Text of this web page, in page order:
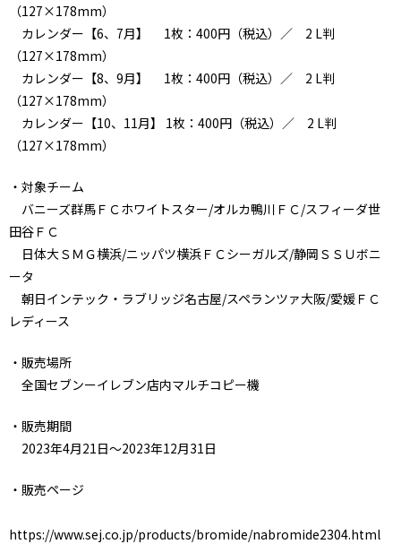
（127×178mm）
カレンダー【6、7月】 1枚：400円（税込）／ 2 L判
（127×178mm）
カレンダー【8、9月】 1枚：400円（税込）／ 2 L判
（127×178mm）
カレンダー【10、11月】 1枚：400円（税込）／ 2 L判
（127×178mm）
・対象チーム
バニーズ群馬ＦＣホワイトスター/オルカ鴨川ＦＣ/スフィーダ世
田谷ＦＣ
日体大ＳＭＧ横浜/ニッパツ横浜ＦＣシーガルズ/静岡ＳＳＵボニ
ータ
朝日インテック・ラブリッジ名古屋/スペランツァ大阪/愛媛ＦＣ
レディース
・販売場所
全国セブンーイレブン店内マルチコピー機
・販売期間
2023年4月21日～2023年12月31日
・販売ページ
https://www.sej.co.jp/products/bromide/nabromide2304.html